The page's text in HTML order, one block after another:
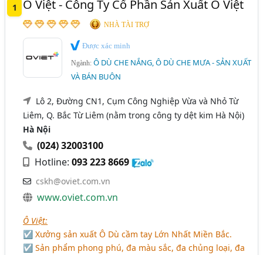
Ô Dù Lệch Tâm (53)
Dù Vuông, Dù Vuông Lệch Tâm (17)
Ngành xem thêm
Mái Hiên, Mái Che - Sản Xuất, Thiết Kế Và Thi Công Lắp
Bạt Nhựa, Bạt Che Nắng, Bạt Che Mưa (233)
Đồ Gỗ Ngoài Trời (89)
Bạt Phủ Xe Máy, Bạt Phủ Ô Tô (33)
Mái Che Bạt Căng, Cấu Trúc Bạt Căng - Sản Xuất, Thiết
Kế Và Thi Công Lắp Đặt (13)
Tây Ninh
1 Ô Việt - Công Ty Cổ Phần Sản Xuất Ô Việt
NHÀ TÀI TRỢ
Được xác minh
Ngành:Ô DÙ CHE NẮNG, Ô DÙ CHE MƯA - SẢN XUẤT
VÀ BÁN BUÔN
Lô 2, Đường CN1, Cụm Công Nghiệp Vừa và Nhỏ Từ
Liêm, Q. Bắc Từ Liêm (nằm trong công ty dệt kim Hà Nội)
Hà Nội
(024) 32003100
Hotline:093 223 8669
cskh@oviet.com.vn
www.oviet.com.vn
Ô Việt:
☑ Xưởng sản xuất Ô Dù cầm tay Lớn Nhất Miền Bắc.
☑ Sản phẩm phong phú, đa màu sắc, đa chủng loại, đa